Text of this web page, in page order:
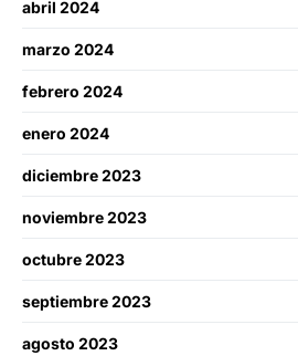
abril 2024
marzo 2024
febrero 2024
enero 2024
diciembre 2023
noviembre 2023
octubre 2023
septiembre 2023
agosto 2023